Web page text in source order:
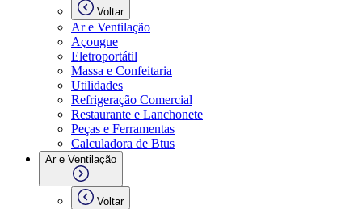
Voltar
Ar e Ventilação
Açougue
Eletroportátil
Massa e Confeitaria
Utilidades
Refrigeração Comercial
Restaurante e Lanchonete
Peças e Ferramentas
Calculadora de Btus
Ar e Ventilação
Voltar